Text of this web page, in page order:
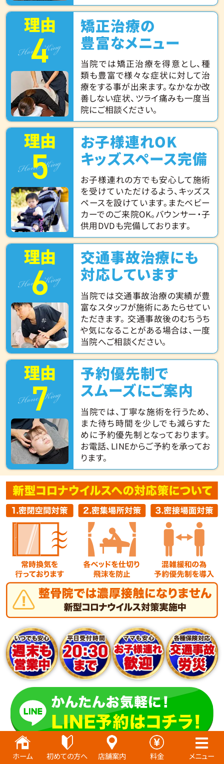
ホーム 初めての方へ 店舗案内 料金 メニュー
理由
4
Hone King
矯正治療の
豊富なメニュー
当院では矯正治療を得意とし、種
類も豊富で様々な症状に対して治
療をする事が出来ます。なかなか改
善しない症状、ツライ痛みも一度当
院にご相談ください。
理由
5
Hone King
お子様連れOK
キッズスペース完備
お子様連れの方でも安心して施術
を受けていただけるよう、キッズス
ペースを設けています。またベビー
カーでのご来院OK。バウンサー・子
供用DVDも完備しております。
理由
6
Hone King
交通事故治療にも
対応しています
当院では交通事故治療の実績が豊
富なスタッフが施術にあたらせてい
ただきます。 交通事故後のむちうち
や気になることがある場合は、一度
当院へご相談ください。
理由
7
Hone King
予約優先制で
スムーズにご案内
当院では、丁寧な施術を行うため、
また待ち時間を少しでも減らすた
めに予約優先制となっております。
お電話、LINEからご予約を承ってお
ります。